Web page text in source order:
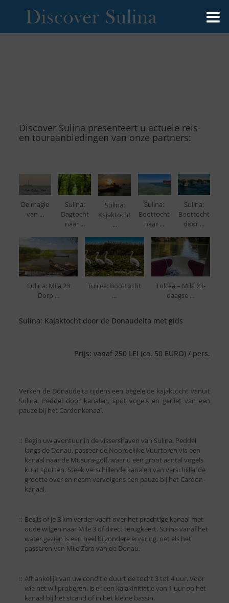
Discover Sulina presenteert u actuele reis-
en touraanbiedingen van onze partners:
De magie
van ...
Sulina:
Dagtocht
naar ...
Sulina:
Kajaktocht
...
Sulina:
Boottocht
naar ...
Sulina:
Boottocht
door ...
Sulina: Mila 23
Dorp ...
Tulcea: Boottocht
...
Tulcea – Mila 23-
daagse ...
Sulina: Kajaktocht door de Donaudelta met gids
Prijs: vanaf 250 LEI (ca. 50 EURO) / pers.
Verken de Donaudelta tijdens een begeleide kajaktocht vanuit
Sulina. Peddel door kanalen, spot vogels en geniet van een
pauze bij het Cardonkanaal.
:: Begin uw avontuur in de vissershaven van Sulina. Peddel
langs de Donau, passeer de Noordelijke Vuurtoren via een
kanaal naar de Musura-golf, waar u een groot aantal vogels
kunt spotten. Steek verschillende kanalen van verschillende
grootte over en neem vervolgens een pauze bij het Cardon-
kanaal.
:: Beslis of je 3 km verder vaart over het prachtige kanaal met
oude wilgen naar Mile 3 of direct terugkeert. Sulina vanaf het
water gezien is een heel bijzondere ervaring, net als het
passeren van Mile Zero van de Donau.
:: Afhankelijk van uw conditie duurt de tocht 3 tot 4 uur. Voor
wie het wil proberen, is er een kajakinitiatie van 1 uur op het
kanaal bij het strand of in het kleine bassin.